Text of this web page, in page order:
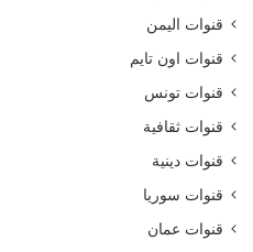
قنوات اليمن
قنوات اون تايم
قنوات تونس
قنوات ثقافية
قنوات دينية
قنوات سوريا
قنوات عمان